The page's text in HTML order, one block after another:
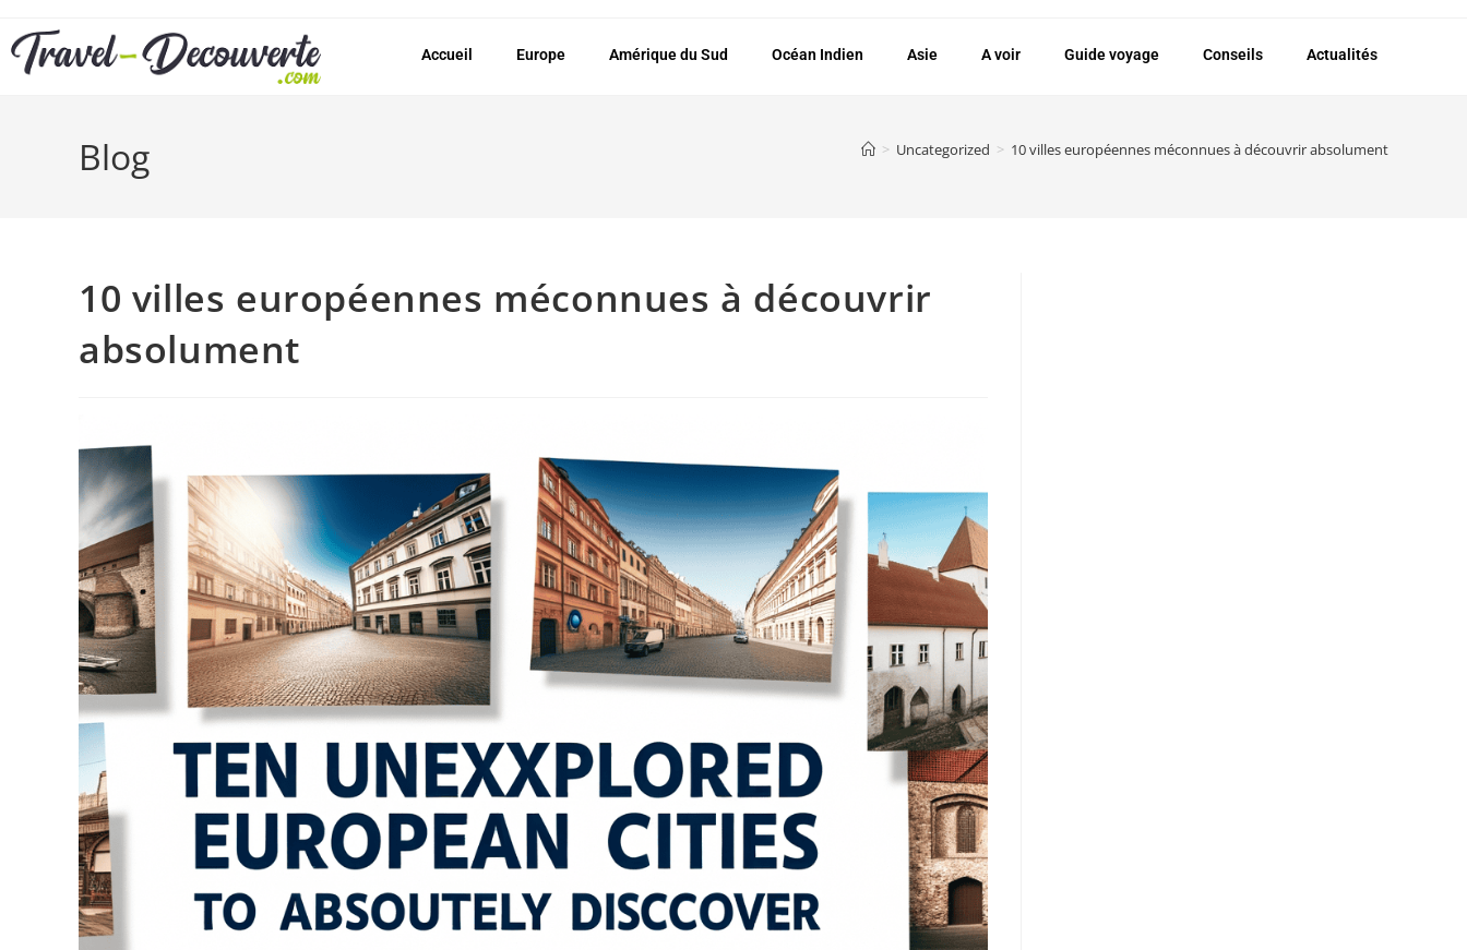
Accueil Europe Amérique du Sud Océan Indien Asie A voir Guide voyage Conseils Actualités
Blog > Uncategorized > 10 villes européennes méconnues à découvrir absolument
10 villes européennes méconnues à découvrir
absolument